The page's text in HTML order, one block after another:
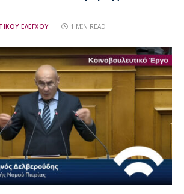
ΕΛΕΓΧΟΥ 1 MIN READ